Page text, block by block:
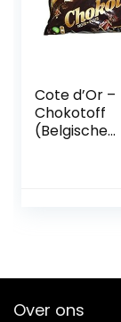
Cote d’Or –
Chokotoff
(Belgische
Over ons